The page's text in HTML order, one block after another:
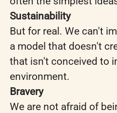
Sustainability
But for real. We can't
a model that doesn't
that isn't conceived to
environment.
Bravery
We are not afraid of